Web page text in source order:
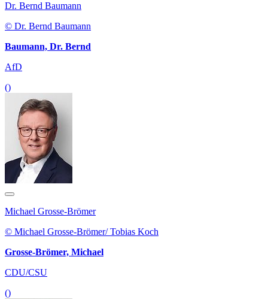
Dr. Bernd Baumann
© Dr. Bernd Baumann
Baumann, Dr. Bernd
AfD
()
Michael Grosse-Brömer
© Michael Grosse-Brömer/ Tobias Koch
Grosse-Brömer, Michael
CDU/CSU
()